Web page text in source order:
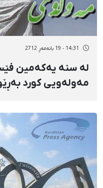
14:31 - 19 بانەمەڕ 2712
لە سنە یەكەمین
مەولەویی كورد